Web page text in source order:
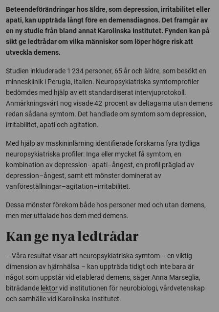
Beteendeförändringar hos äldre, som depression, irritabilitet eller
apati, kan uppträda långt före en demensdiagnos. Det framgår av
en ny studie från bland annat Karolinska Institutet. Fynden kan på
sikt ge ledtrådar om vilka människor som löper högre risk att
utveckla demens.
Studien inkluderade 1 234 personer, 65 år och äldre, som besökt en
minnesklinik i Perugia, Italien. Neuropsykiatriska symtomprofiler
bedömdes med hjälp av ett standardiserat intervjuprotokoll.
Anmärkningsvärt nog visade 42 procent av deltagarna utan demens
redan sådana symtom. Det handlade om symtom som depression,
irritabilitet, apati och agitation.
Med hjälp av maskininlärning identifierade forskarna fyra tydliga
neuropsykiatriska profiler: Inga eller mycket få symtom, en
kombination av depression–apati–ångest, en profil präglad av
depression–ångest, samt ett mönster dominerat av
vanföreställningar–agitation–irritabilitet.
Dessa mönster förekom både hos personer med och utan demens,
men mer uttalade hos dem med demens.
Kan ge nya ledtrådar
– Våra resultat visar att neuropsykiatriska symtom – en viktig
dimension av hjärnhälsa – kan uppträda tidigt och inte bara är
något som uppstår vid etablerad demens, säger Anna Marseglia,
biträdande lektorvid institutionen för neurobiologi, vårdvetenskap
och samhälle vid Karolinska Institutet.